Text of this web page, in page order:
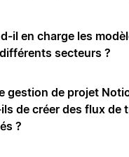
il en charge les
secteurs ?
gestion de projet
de créer des flux de
?